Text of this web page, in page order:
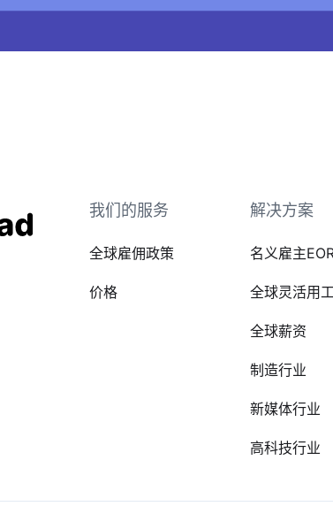
我们的服务
全球雇佣政策
价格
解决方案
名义雇主
全球灵活用工
全球薪资
制造行业
新媒体行业
高科技行业